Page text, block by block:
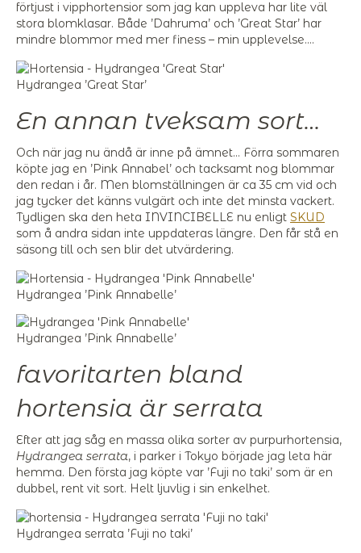
förtjust i vipphortensior som jag kan uppleva har lite väl
stora blomklasar. Både ’Dahruma’ och ’Great Star’ har
mindre blommor med mer finess – min upplevelse….
Hydrangea ’Great Star’
En annan tveksam sort…
Och när jag nu ändå är inne på ämnet… Förra sommaren
köpte jag en ’Pink Annabel’ och tacksamt nog blommar
den redan i år. Men blomställningen är ca 35 cm vid och
jag tycker det känns vulgärt och inte det minsta vackert.
Tydligen ska den heta INVINCIBELLE nu enligt SKUD
som å andra sidan inte uppdateras längre. Den får stå en
säsong till och sen blir det utvärdering.
Hydrangea ’Pink Annabelle’
Hydrangea ’Pink Annabelle’
favoritarten bland
hortensia ärserrata
Efter att jag såg en massa olika sorter av purpurhortensia,
Hydrangea serrata, i parker i Tokyo började jag leta här
hemma. Den första jag köpte var ’Fuji no taki’ som är en
dubbel, rent vit sort. Helt ljuvlig i sin enkelhet.
Hydrangea serrata ’Fuji no taki’